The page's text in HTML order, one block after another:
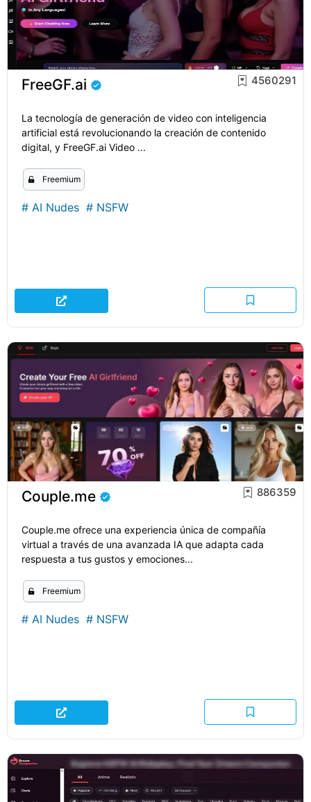
FreeGF.ai 4560291
La tecnología de generación de video con inteligencia
artificial está revolucionando la creación de contenido
digital, y FreeGF.ai Video ...
Freemium
# AI Nudes # NSFW
Couple.me 886359
Couple.me ofrece una experiencia única de compañía
virtual a través de una avanzada IA que adapta cada
respuesta a tus gustos y emociones...
Freemium
# AI Nudes # NSFW